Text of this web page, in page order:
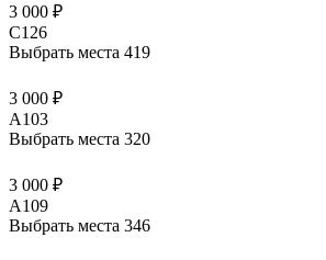
3 000 ₽
C126
Выбрать места 419
3 000 ₽
A103
Выбрать места 320
3 000 ₽
A109
Выбрать места 346